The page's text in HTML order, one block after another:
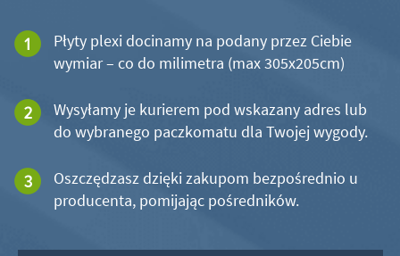
Płyty plexi docinamy na podany przez Ciebie
wymiar – co do milimetra (max 305x205cm)
Wysyłamy je kurierem pod wskazany adres lub
do wybranego paczkomatu dla Twojej wygody.
Oszczędzasz dzięki zakupom bezpośrednio u
producenta, pomijając pośredników.